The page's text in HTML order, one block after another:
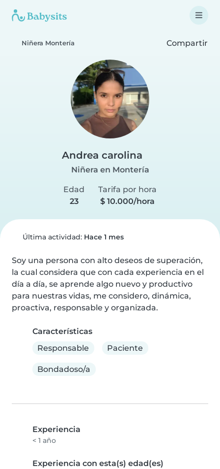
Niñera Montería Compartir
Andrea carolina
Niñera en Montería
Edad
23
Tarifa por hora
$ 10.000/hora
Última actividad: Hace 1 mes
Soy una persona con alto deseos de superación,
la cual considera que con cada experiencia en el
día a día, se aprende algo nuevo y productivo
para nuestras vidas, me considero, dinámica,
proactiva, responsable y organizada.
Características
Responsable
Paciente
Bondadoso/a
Experiencia
< 1 año
Experiencia con esta(s) edad(es)